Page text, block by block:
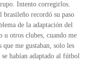
Intento corregirlos.
brasileño recordó su paso
de la adaptación del
u otros clubes, cuando me
me gustaban, solo les
habían adaptado al fútbol